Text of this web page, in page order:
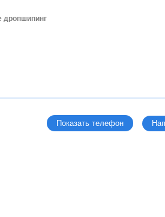
дропшипинг
Показать телефон